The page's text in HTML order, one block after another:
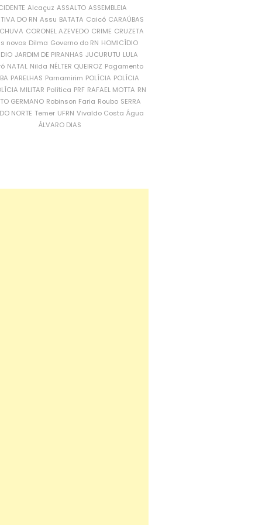
Alcaçuz ASSALTO ASSEMBLEIA
DO RN Assu BATATA Caicó CARAÚBAS
CORONEL AZEVEDO CRIME CRUZETA
novos Dilma Governo do RN HOMICÍDIO
JARDIM DE PIRANHAS JUCURUTU LULA
NATAL Nilda NÉLTER QUEIROZ Pagamento
PARELHAS Parnamirim POLÍCIA POLÍCIA
MILITAR Política PRF RAFAEL MOTTA RN
GERMANO Robinson Faria Roubo SERRA
NORTE Temer UFRN Vivaldo Costa Água
ÁLVARO DIAS